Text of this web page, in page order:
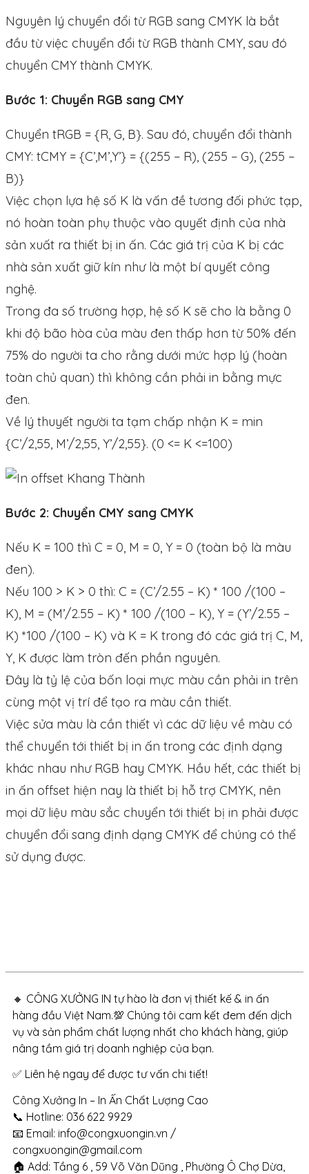
Nguyên lý chuyển đổi từ RGB sang CMYK là bắt
đầu từ việc chuyển đổi từ RGB thành CMY, sau đó
chuyển CMY thành CMYK.
Bước 1: Chuyển RGB sang CMY
Chuyển tRGB = {R, G, B}. Sau đó, chuyển đổi thành
CMY: tCMY = {C’,M’,Y’} = {(255 − R), (255 − G), (255 −
B)}
Việc chọn lựa hệ số K là vấn đề tương đối phức tạp,
nó hoàn toàn phụ thuộc vào quyết định của nhà
sản xuất ra thiết bị in ấn. Các giá trị của K bị các
nhà sản xuất giữ kín như là một bí quyết công
nghệ.
Trong đa số trường hợp, hệ số K sẽ cho là bằng 0
khi độ bão hòa của màu đen thấp hơn từ 50% đến
75% do người ta cho rằng dưới mức hợp lý (hoàn
toàn chủ quan) thì không cần phải in bằng mực
đen.
Về lý thuyết người ta tạm chấp nhận K = min
{C’/2,55, M’/2,55, Y’/2,55}. (0 <= K <=100)
Bước 2: Chuyển CMY sang CMYK
Nếu K = 100 thì C = 0, M = 0, Y = 0 (toàn bộ là màu
đen).
Nếu 100 > K > 0 thì: C = (C’/2.55 – K) * 100 /(100 –
K), M = (M’/2.55 – K) * 100 /(100 – K), Y = (Y’/2.55 –
K) *100 /(100 – K) và K = K trong đó các giá trị C, M,
Y, K được làm tròn đến phần nguyên.
Đây là tỷ lệ của bốn loại mực màu cần phải in trên
cùng một vị trí để tạo ra màu cần thiết.
Việc sửa màu là cần thiết vì các dữ liệu về màu có
thể chuyển tới thiết bị in ấn trong các định dạng
khác nhau như RGB hay CMYK. Hầu hết, các thiết bị
in ấn offset hiện nay là thiết bị hỗ trợ CMYK, nên
mọi dữ liệu màu sắc chuyển tới thiết bị in phải được
chuyển đổi sang định dạng CMYK để chúng có thể
sử dụng được.
🔸 CÔNG XƯỞNG IN tự hào là đơn vị thiết kế & in ấn
hàng đầu Việt Nam.💯 Chúng tôi cam kết đem đến dịch
vụ và sản phẩm chất lượng nhất cho khách hàng, giúp
nâng tầm giá trị doanh nghiệp của bạn.
✅ Liên hệ ngay để được tư vấn chi tiết!
Công Xưởng In – In Ấn Chất Lượng Cao
📞 Hotline: 036 622 9929
📧 Email: info@congxuongin.vn /
congxuongin@gmail.com
🏠 Add: Tầng 6 , 59 Võ Văn Dũng , Phường Ô Chợ Dừa,